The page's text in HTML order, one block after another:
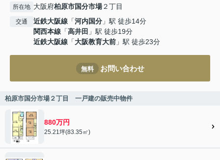
所在地 大阪府柏原市国分市場２丁目
交通 近鉄大阪線 「河内国分 」駅 徒歩14分
関西本線 「高井田 」駅 徒歩19分
近鉄大阪線 「大阪教育大前 」駅 徒歩23分
無料 お問い合わせ
柏原市国分市場２丁目 一戸建の販売中物件
880万円
25.21坪(83.35㎡)